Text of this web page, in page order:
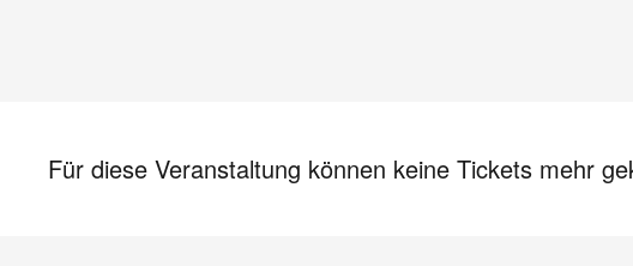
Für diese Veranstaltung können keine Tickets mehr